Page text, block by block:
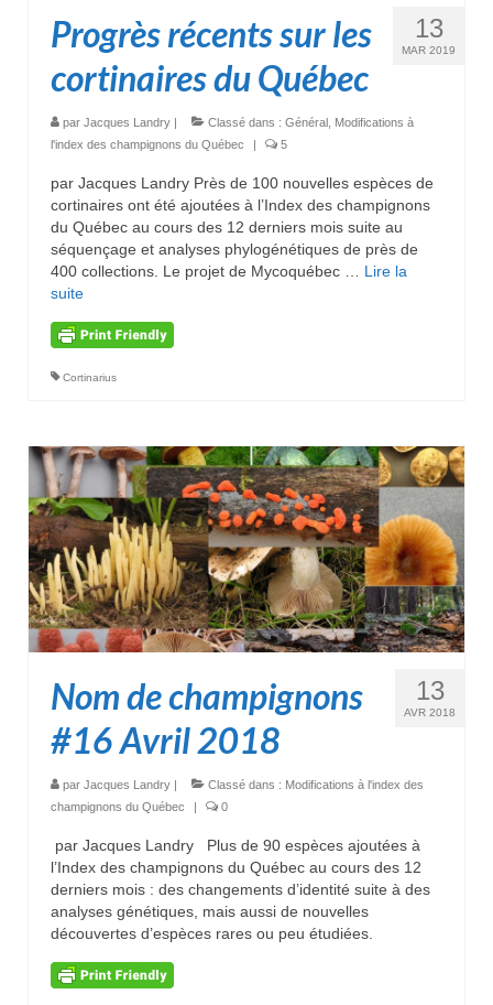
13
MAR 2019
Progrès récents sur les
cortinaires du Québec
par Jacques Landry | Classé dans : Général Modifications à
l'index des champignons du Québec
| 5
par Jacques Landry Près de 100 nouvelles espèces de
cortinaires ont été ajoutées à l’Index des champignons
du Québec au cours des 12 derniers mois suite au
séquençage et analyses phylogénétiques de près de
400 collections. Le projet de Mycoquébec … Lire la
suite­­
Cortinarius
13
AVR 2018
Nom de champignons
#16 Avril 2018
par Jacques Landry | Classé dans : Modifications à l'index des
champignons du Québec
| 0
par Jacques Landry Plus de 90 espèces ajoutées à
l’Index des champignons du Québec au cours des 12
derniers mois : des changements d’identité suite à des
analyses génétiques, mais aussi de nouvelles
découvertes d’espèces rares ou peu étudiées.